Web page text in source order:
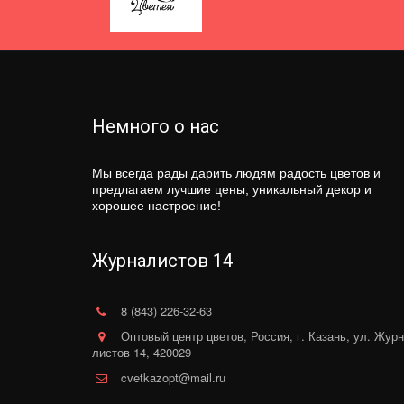
Немного о нас
Мы всегда рады дарить людям радость цветов и
предлагаем лучшие цены, уникальный декор и
хорошее настроение!
Журналистов 14
8 (843) 226-32-63
Оптовый центр цветов, Россия, г. Казань, ул.
листов 14, 420029
cvetkazopt@mail.ru